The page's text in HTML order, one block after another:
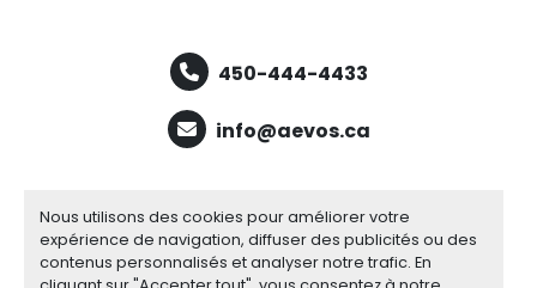
Nous utilisons des cookies pour améliorer votre
expérience de navigation, diffuser des publicités ou des
contenus personnalisés et analyser notre trafic. En
450-444-4433
info@aevos.ca
facebook
youtube
linkedin